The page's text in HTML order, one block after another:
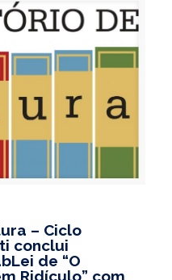
– Ciclo
conclui
de “O
Ridículo” com